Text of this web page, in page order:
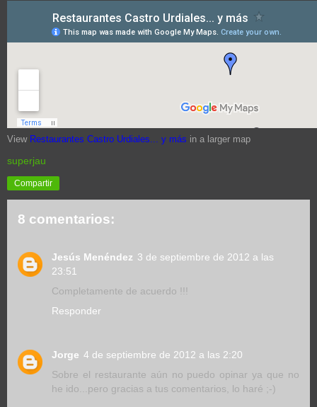
View Restaurantes Castro Urdiales... y más in a larger map
superjau
Compartir
8 comentarios:
Jesús Menéndez 3 de septiembre de 2012 a las
23:51
Completamente de acuerdo !!!
Responder
Jorge 4 de septiembre de 2012 a las 2:20
Sobre el restaurante aún no puedo opinar ya que no
he ido...pero gracias a tus comentarios, lo haré ;-)